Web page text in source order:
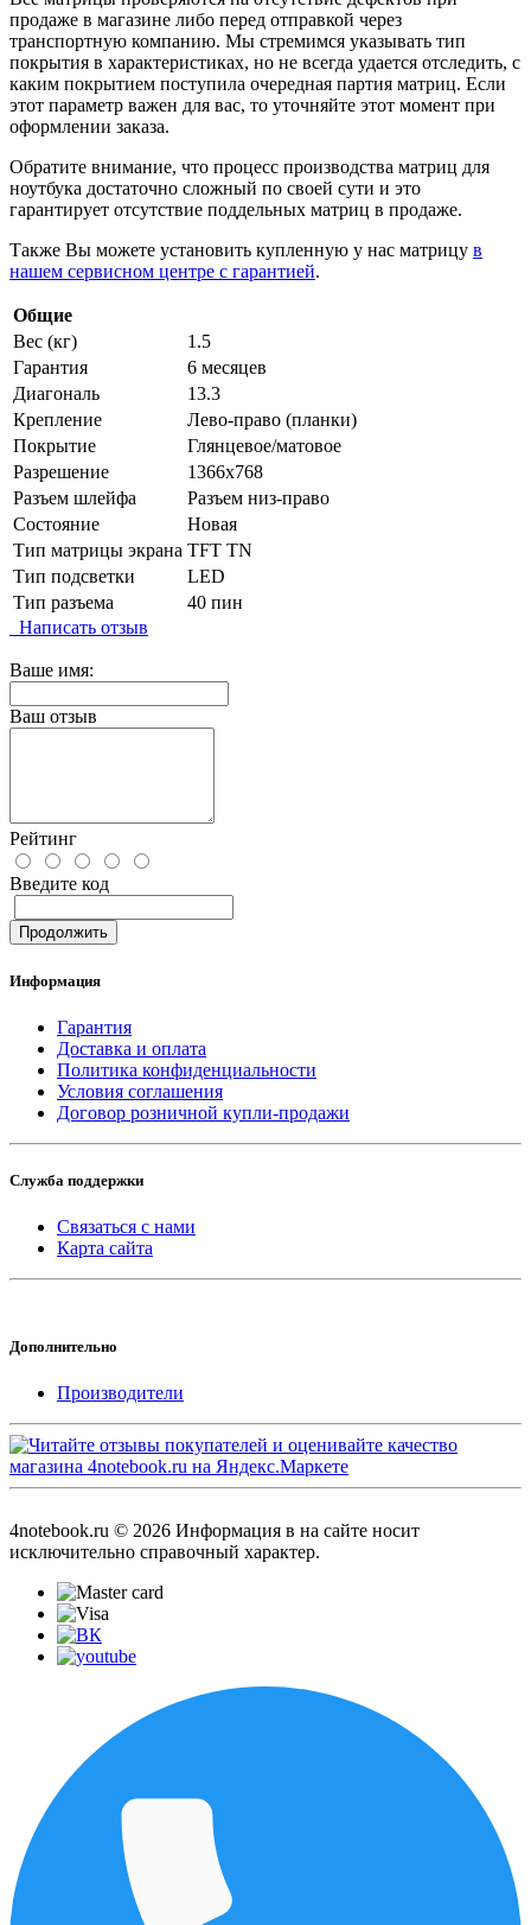
продаже в магазине либо перед отправкой через
транспортную компанию. Мы стремимся указывать тип
покрытия в характеристиках, но не всегда удается отследить, с
каким покрытием поступила очередная партия матриц. Если
этот параметр важен для вас, то уточняйте этот момент при
оформлении заказа.
Обратите внимание, что процесс производства матриц для
ноутбука достаточно сложный по своей сути и это
гарантирует отсутствие поддельных матриц в продаже.
Также Вы можете установить купленную у нас матрицу в
нашем сервисном центре с гарантией.
Общие
Вес (кг)
1.5
Гарантия
6 месяцев
Диагональ
13.3
Крепление
Лево-право (планки)
Покрытие
Глянцевое/матовое
Разрешение
1366x768
Разъем шлейфа
Разъем низ-право
Состояние
Новая
Тип матрицы экрана TFT TN
Тип подсветки
LED
Тип разъема
40 пин
Написать отзыв
Ваше имя:
Ваш отзыв
Рейтинг
Введите код
Продолжить
Информация
Гарантия
Доставка и оплата
Политика конфиденциальности
Условия соглашения
Договор розничной купли-продажи
Служба поддержки
Связаться с нами
Карта сайта
Дополнительно
Производители
4notebook.ru © 2026 Информация в на сайте носит
исключительно справочный характер.